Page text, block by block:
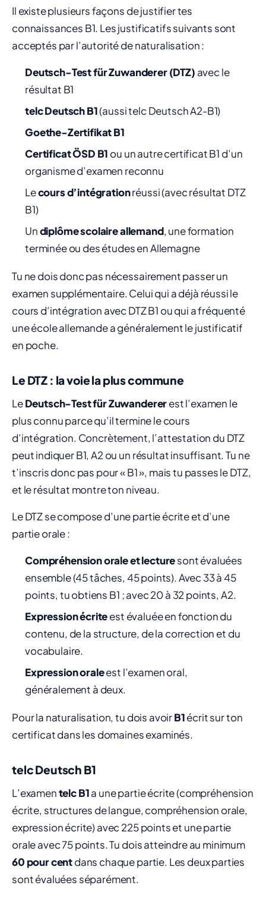
Il existe plusieurs façons de justifier tes
connaissances B1. Les justificatifs suivants sont
acceptés par l’autorité de naturalisation :
Deutsch-Test für Zuwanderer (DTZ) avec le
résultat B1
telc Deutsch B1(aussi telc Deutsch A2-B1)
Goethe-Zertifikat B1
Certificat ÖSD B1 ou un autre certificat B1 d’un
organisme d’examen reconnu
Lecours d’intégrationréussi (avec résultat DTZ
B1)
Undiplôme scolaire allemand, une formation
terminée ou des études en Allemagne
Tu ne dois donc pas nécessairement passer un
examen supplémentaire. Celui qui a déjà réussi le
cours d’intégration avec DTZ B1 ou qui a fréquenté
une école allemande a généralement le justificatif
en poche.
Le DTZ : la voie la plus commune
LeDeutsch-Test für Zuwandererest l’examen le
plus connu parce qu’il termine le cours
d’intégration. Concrètement, l’attestation du DTZ
peut indiquer B1, A2 ou un résultat insuffisant. Tu ne
t’inscris donc pas pour « B1 », mais tu passes le DTZ,
et le résultat montre ton niveau.
Le DTZ se compose d’une partie écrite et d’une
partie orale :
Compréhension orale et lecturesont évaluées
ensemble (45 tâches, 45 points). Avec 33 à 45
points, tu obtiens B1 ; avec 20 à 32 points, A2.
Expression écriteest évaluée en fonction du
contenu, de la structure, de la correction et du
vocabulaire.
Expression oraleest l’examen oral,
généralement à deux.
Pour la naturalisation, tu dois avoirB1écrit sur ton
certificat dans les domaines examinés.
telc Deutsch B1
L’examentelc B1a une partie écrite (compréhension
écrite, structures de langue, compréhension orale,
expression écrite) avec 225 points et une partie
orale avec 75 points. Tu dois atteindre au minimum
60 pour centdans chaque partie. Les deux parties
sont évaluées séparément.